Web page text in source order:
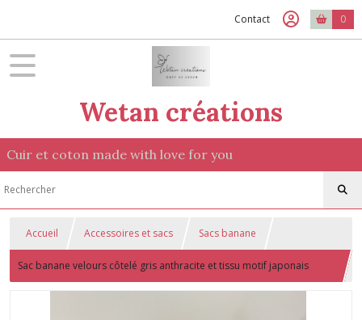
Contact 0
Wetan créations
Cuir et coton made with love for you
Accueil Accessoires et sacs Sacs banane
Sac banane velours côtelé gris anthracite et tissu motif japonais